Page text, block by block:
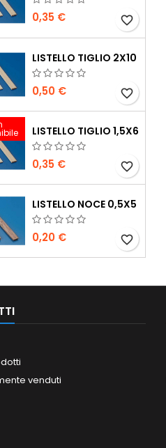
0,35 € favorite_border
LISTELLO TIGLIO 2X10
0,50 € favorite_border
LISTELLO TIGLIO 1,5X6
0,35 € favorite_border
LISTELLO NOCE 0,5X5
0,20 € favorite_border
venduti